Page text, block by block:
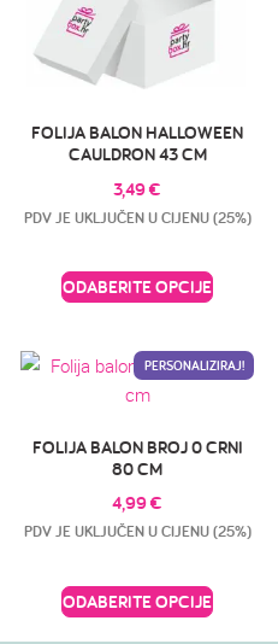
FOLIJA BALON HALLOWEEN
CAULDRON 43 CM
3,49€
PDV JE UKLJUČEN U CIJENU (25%)
ODABERITE OPCIJE
PERSONALIZIRAJ!
FOLIJA BALON BROJ 0 CRNI
80 CM
4,99€
PDV JE UKLJUČEN U CIJENU (25%)
ODABERITE OPCIJE